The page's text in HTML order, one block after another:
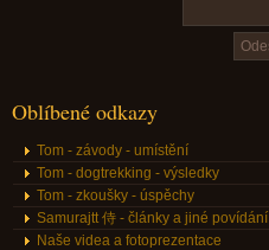
Oblíbené odkazy
Tom - závody - umístění
Tom - dogtrekking - výsledky
Tom - zkoušky - úspěchy
Samurajtt 侍 - články a jiné povídání
Naše videa a fotoprezentace